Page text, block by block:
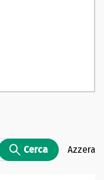
Cerca Azzera